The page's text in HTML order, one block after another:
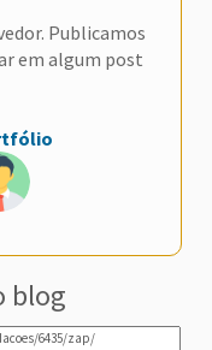
Publicamos
em algum post
blog